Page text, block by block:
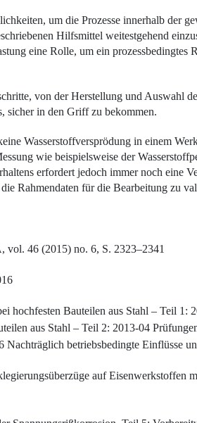
um die Prozesse innerhalb der
Hilfsmittel weitestgehend
eine Rolle, um ein prozessbedingtes
von der Herstellung und Auswahl
sicher in den Griff zu bekommen.
Wasserstoffversprödung in einem
wie beispielsweise der
erfordert jedoch immer noch eine
Rahmendaten für die Bearbeitung zu
vol. 46 (2015) no. 6, S. 2323–2341
Bauteilen aus Stahl – Teil 1:
aus Stahl – Teil 2: 2013-04
betriebsbedingte Einflüsse
auf Eisenwerkstoffen